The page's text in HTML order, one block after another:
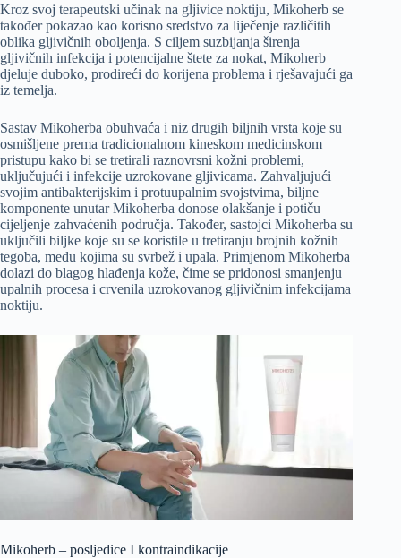
Kroz svoj terapeutski učinak na gljivice noktiju, Mikoherb se
također pokazao kao korisno sredstvo za liječenje različitih
oblika gljivičnih oboljenja. S ciljem suzbijanja širenja
gljivičnih infekcija i potencijalne štete za nokat, Mikoherb
djeluje duboko, prodireći do korijena problema i rješavajući ga
iz temelja.
Sastav Mikoherba obuhvaća i niz drugih biljnih vrsta koje su
osmišljene prema tradicionalnom kineskom medicinskom
pristupu kako bi se tretirali raznovrsni kožni problemi,
uključujući i infekcije uzrokovane gljivicama. Zahvaljujući
svojim antibakterijskim i protuupalnim svojstvima, biljne
komponente unutar Mikoherba donose olakšanje i potiču
cijeljenje zahvaćenih područja. Također, sastojci Mikoherba su
uključili biljke koje su se koristile u tretiranju brojnih kožnih
tegoba, među kojima su svrbež i upala. Primjenom Mikoherba
dolazi do blagog hlađenja kože, čime se pridonosi smanjenju
upalnih procesa i crvenila uzrokovanog gljivičnim infekcijama
noktiju.
Mikoherb – posljedice I kontraindikacije